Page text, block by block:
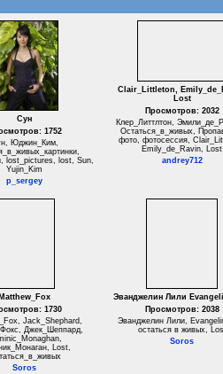
Сун
1752
Юджин_Ким,
lost_pictures, lost, Sun,
Yujin_Kim
p_sergey
Clair_Littleton,
Lost
Просмотров: 2032
Клер_Литтлтон,
Остаться_в_живых,
фото, фотосессия,
Emily_de_Ravin, Lost
andrey712
Matthew_Fox
1730
Jack_Shephard,
Джек_Шеппард,
Lost,
Soros
Эванджелин Лили
Просмотров: 2038
Эванджелин Лили,
остаться в живых,
Soros